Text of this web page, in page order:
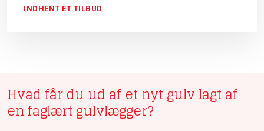
INDHENT ET TILBUD​
Hvad får du ud af et nyt gulv lagt af
en faglært gulvlægger?